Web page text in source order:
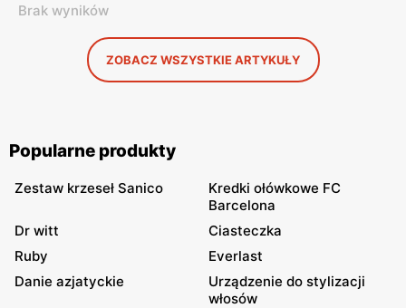
Brak wyników
ZOBACZ WSZYSTKIE ARTYKUŁY
Popularne produkty
Zestaw krzeseł Sanico
Kredki ołówkowe FC
Barcelona
Dr witt
Ciasteczka
Ruby
Everlast
Danie azjatyckie
Urządzenie do stylizacji
włosów